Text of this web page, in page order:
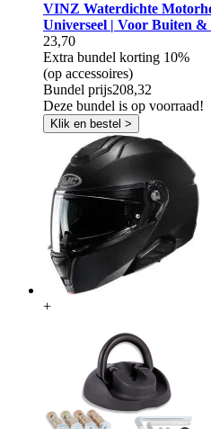
VINZ Waterdichte
Universeel | Voor Buiten
23,70
Extra bundel korting 10%
(op accessoires)
Bundel prijs208,32
Deze bundel is op voorraad!
Klik en bestel >
+